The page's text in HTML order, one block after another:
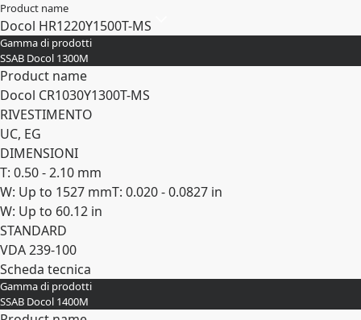
Product name
Docol HR​1220Y​1500T-​MS
Gamma di prodotti
SSAB Docol 1300M
Product name
Docol CR​1030Y​1300T-​MS
RIVESTIMENTO
UC, EG
DIMENSIONI
T: 0.50 - 2.10 mm
W: Up to 1527 mmT: 0.020 - 0.0827 in
W: Up to 60.12 in
STANDARD
VDA 239-100
Scheda tecnica
Espandi
Gamma di prodotti
SSAB Docol 1400M